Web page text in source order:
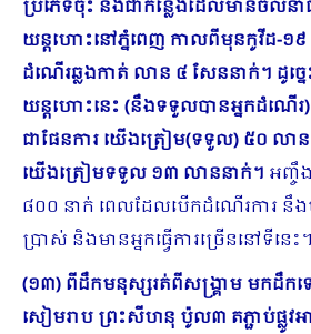
ប្រភេទចុះ និងជាកន្លែងដែលមានចលនា
យន្តហោះនៅភ្នំពេញ កាលពីមុនកូវីដ-១៩
ដំណើរឆ្លងកាត់ លាន ៤ សែននាក់។​ ដូច្នេ
យន្តហោះនេះ (នឹងទទួលបានអ្នកដំណើរ
ជាផែនការ យើងត្រៀម(ទទួល) ៥០ លា
យើងត្រៀមទទួល ១៣ លាននាក់។ អញ្ចឹ
៨០០ នាក់ ពេលដែលបើកដំណើរការ នឹង
ប្រាស់ និងមានអ្នកធ្វើការច្រើននៅទីនេះ។
(១៣) ពីដឹកមនុស្សរត់ពីសង្គ្រាម មកដឹកទ
សៀមរាប ព្រះសីហនុ ប៉ូល៣ តភ្ជាប់ផ្លូវ